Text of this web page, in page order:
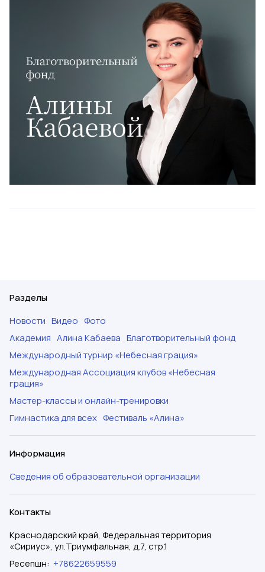
Разделы
Новости Видео Фото
Академия Алина Кабаева Благотворительный фонд
Международный турнир «Небесная грация»
Международная Ассоциация клубов «Небесная
грация»
Мастер-классы и онлайн-тренировки
Гимнастика для всех Фестиваль «Алина»
Информация
Сведения об образовательной организации
Контакты
Краснодарский край, Федеральная территория
«Сириус», ул.Триумфальная, д.7, стр.1
Ресепшн: +78622659559